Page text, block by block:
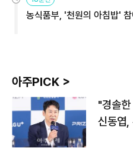
농식품부, '천원의 아침밥'
아주PICK >
"경솔
신동엽,